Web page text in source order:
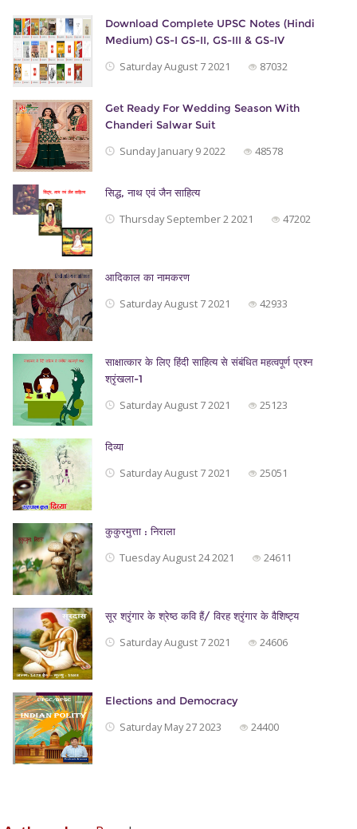
Download Complete UPSC Notes (Hindi
Medium) GS-I GS-II, GS-III & GS-IV
Saturday August 7 2021 87032
Get Ready For Wedding Season With
Chanderi Salwar Suit
Sunday January 9 2022 48578
सिद्ध, नाथ एवं जैन साहित्‍य
Thursday September 2 2021 47202
आदिकाल का नामकरण
Saturday August 7 2021 42933
साक्षात्कार के लिए हिंदी साहित्य से संबंधित महत्वपूर्ण प्रश्न
श्रृंखला-1
Saturday August 7 2021 25123
दिव्या
Saturday August 7 2021 25051
कुकुरमुत्ता : निराला
Tuesday August 24 2021 24611
सूर श्रृंगार के श्रेष्ठ कवि हैं/ विरह श्रृंगार के वैशिष्ट्य
Saturday August 7 2021 24606
Elections and Democracy
Saturday May 27 2023 24400